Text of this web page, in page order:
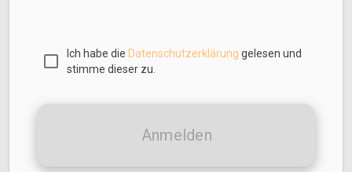
Ich habe die Datenschutzerklärung gelesen und
stimme dieser zu.
Anmelden